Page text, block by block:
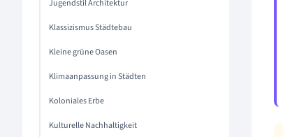
Jugendstil Architektur
Klassizismus Städtebau
Kleine grüne Oasen
Klimaanpassung in Städten
Koloniales Erbe
Kulturelle Nachhaltigkeit